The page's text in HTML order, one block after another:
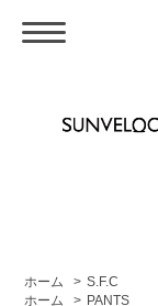
ホーム > S.F.C
ホーム
> PANTS